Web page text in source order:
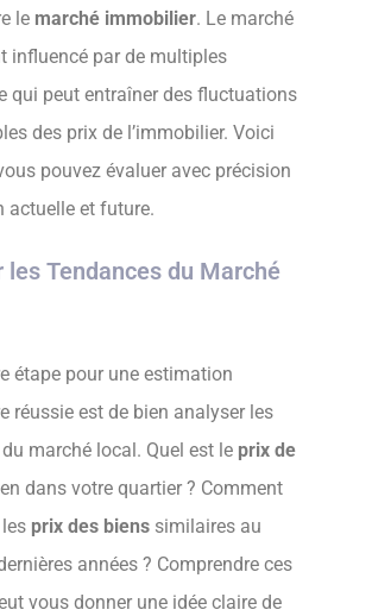
le marché immobilier. Le marché
influencé par de multiples
qui peut entraîner des fluctuations
des prix de l’immobilier. Voici
pouvez évaluer avec précision
actuelle et future.
les Tendances du Marché
étape pour une estimation
réussie est de bien analyser les
marché local. Quel est le prix de
dans votre quartier ? Comment
prix des biens similaires au
années ? Comprendre ces
vous donner une idée claire de